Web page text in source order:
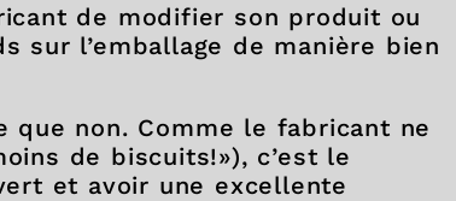
de modifier son produit ou
sur l’emballage de manière bien
que non. Comme le fabricant ne
de biscuits!»), c’est le
et avoir une excellente